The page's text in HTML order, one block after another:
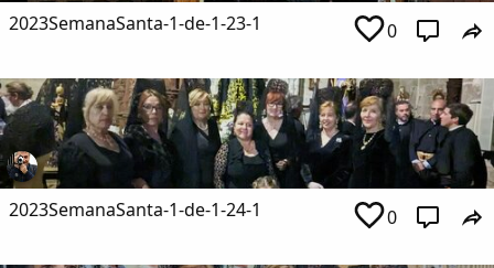
2023SemanaSanta-1-de-1-23-1 0
2023SemanaSanta-1-de-1-24-1 0